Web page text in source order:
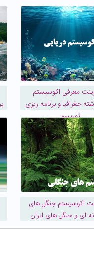
معرفی اکوسیستم
جغرافیا و برنامه ریزی
توریسم
اکوسیستم جنگل های
ای و جنگل های ایران